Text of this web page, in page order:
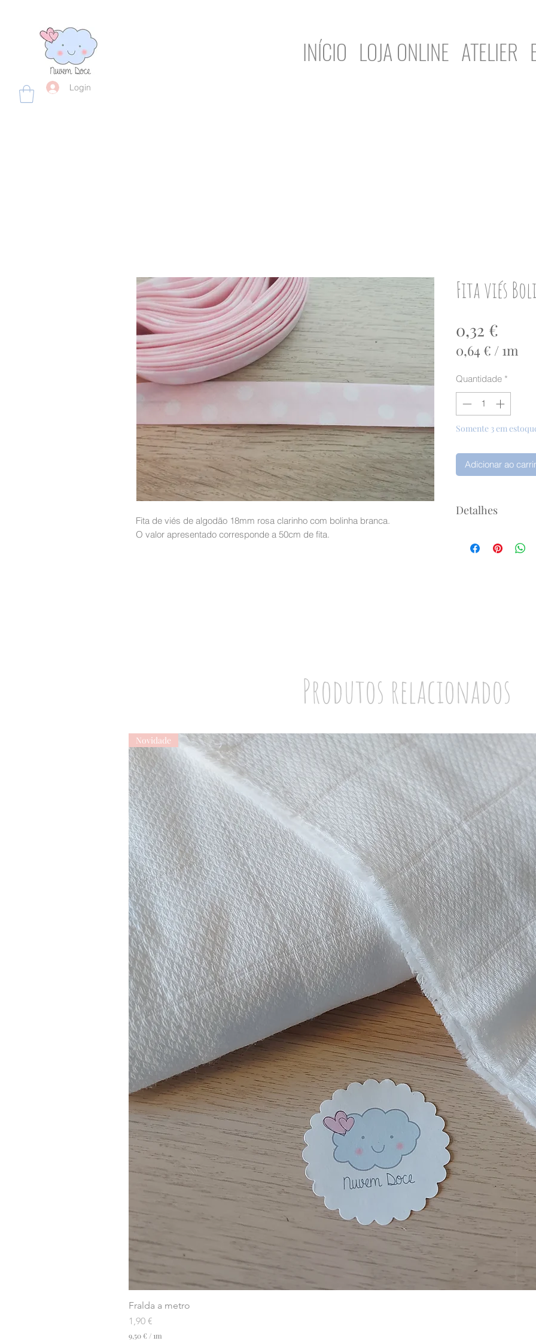
Login
INÍCIO LOJA ONLINE ATELIER
Fita de viés de algodão 18mm rosa clarinho com bolinha branca.
O valor apresentado corresponde a 50cm de fita.
Fita viés
0,32 €
0,64 € / 1m
por
1
metro
Quantidade *
Somente 3 em
Adicionar ao
Detalhes
Para uma medida
Produtos relacionados
Novidade
Fralda a metro
Preço
1,90 €
9,50 € / 1m